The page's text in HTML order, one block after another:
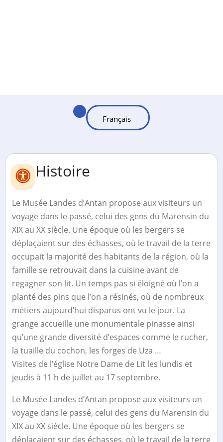
Histoire
Le Musée Landes d’Antan propose aux visiteurs un
voyage dans le passé, celui des gens du Marensin du
XIX au XX siècle. Une époque où les bergers se
déplaçaient sur des échasses, où le travail de la terre
occupait la majorité des habitants de la région, où la
famille se retrouvait dans la cuisine avant de
regagner son lit. Un temps pas si éloigné où l’on a
planté des pins que l’on a résinés, où de nombreux
métiers aujourd’hui disparus ont vu le jour. La
grange accueille une monumentale pinasse ainsi
qu’une grande diversité d’espaces comme le rucher,
la tuaille du cochon, les forges de Uza …
Visites de l’église Notre Dame de Lit les lundis et
jeudis à 11 h de juillet au 17 septembre.
Le Musée Landes d’Antan propose aux visiteurs un
voyage dans le passé, celui des gens du Marensin du
XIX au XX siècle. Une époque où les bergers se
déplaçaient sur des échasses, où le travail de la terre